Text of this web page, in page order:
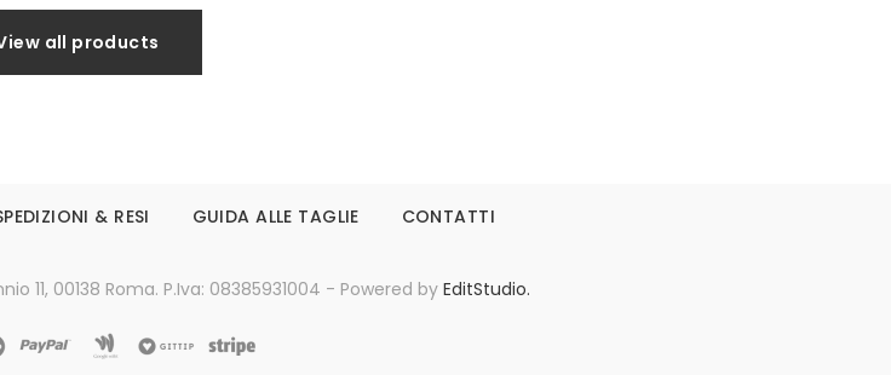
all products
& RESI GUIDA ALLE TAGLIE CONTATTI
11, 00138 Roma. P.Iva: 08385931004 - Powered by EditStudio.